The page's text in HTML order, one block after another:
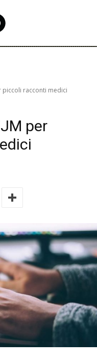
piccoli racconti medici
per